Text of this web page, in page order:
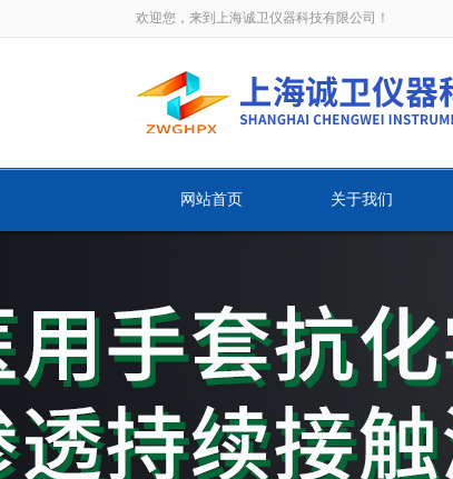
欢迎您，来到上海诚卫仪器科技有限公司！
网站首页 关于我们